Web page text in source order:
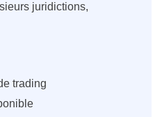
juridictions,
trading